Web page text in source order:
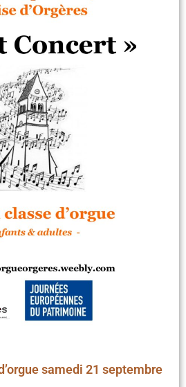
samedi 21 septembre